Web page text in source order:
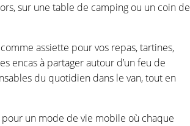
sur une table de camping ou un coin de
assiette pour vos repas, tartines,
encas à partager autour d’un feu de
du quotidien dans le van, tout en
un mode de vie mobile où chaque